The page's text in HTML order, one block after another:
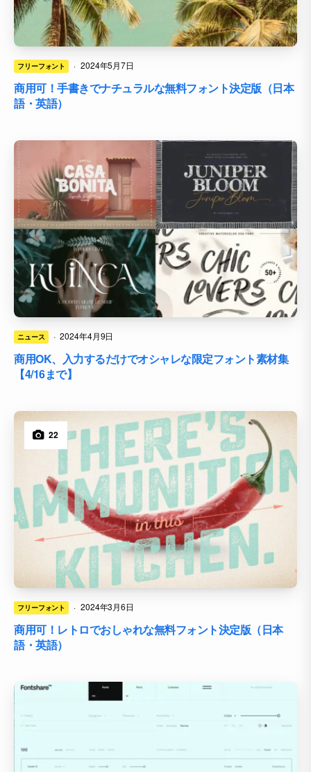
フリーフォント · 2024年5月7日
商用可！手書きでナチュラルな無料フォント決定版（日本
語・英語）
ニュース · 2024年4月9日
商用OK、入力するだけでオシャレな限定フォント素材集
【4/16まで】
22
フリーフォント · 2024年3月6日
商用可！レトロでおしゃれな無料フォント決定版（日本
語・英語）